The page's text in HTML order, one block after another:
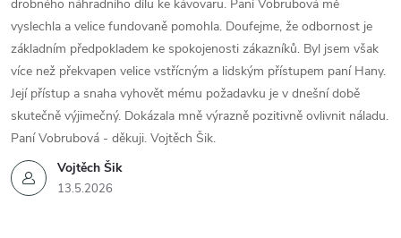
Vojtěch Šik
13.5.2026
drobného náhradního dílu ke kávovaru. Paní Vobrubová mě
vyslechla a velice fundovaně pomohla. Doufejme, že odbornost je
základním předpokladem ke spokojenosti zákazníků. Byl jsem však
více než překvapen velice vstřícným a lidským přístupem paní Hany.
Její přístup a snaha vyhovět mému požadavku je v dnešní době
skutečně výjimečný. Dokázala mně výrazně pozitivně ovlivnit náladu.
Paní Vobrubová - děkuji. Vojtěch Šik.